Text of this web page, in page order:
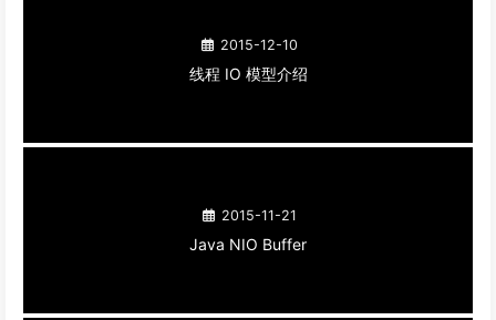
2015-12-10
线程 IO 模型介绍
2015-11-21
Java NIO Buffer